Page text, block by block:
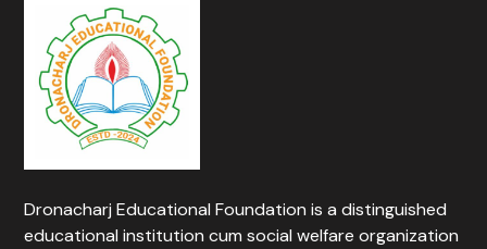
Dronacharj Educational Foundation is a distinguished
educational institution cum social welfare organization